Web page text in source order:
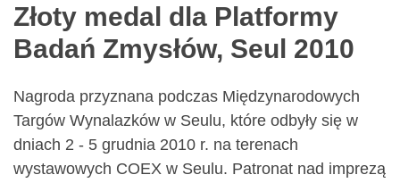
Złoty medal dla Platformy
Badań Zmysłów, Seul 2010
Nagroda przyznana podczas Międzynarodowych
Targów Wynalazków w Seulu, które odbyły się w
dniach 2 - 5 grudnia 2010 r. na terenach
wystawowych COEX w Seulu. Patronat nad imprezą